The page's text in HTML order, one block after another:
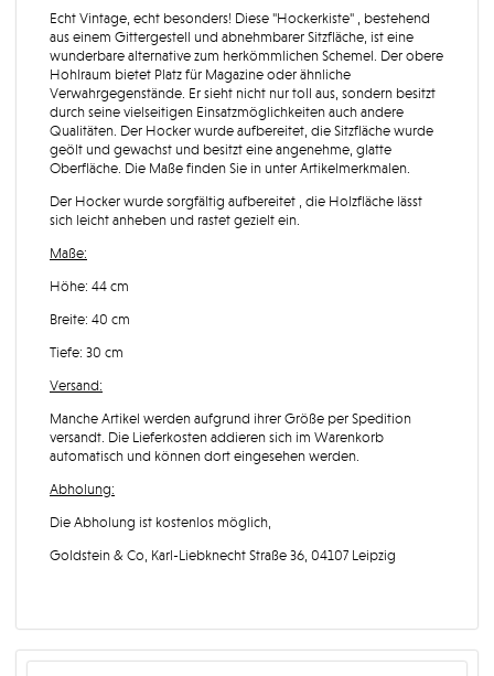
Echt Vintage, echt besonders! Diese "Hockerkiste" , bestehend
aus einem Gittergestell und abnehmbarer Sitzfläche, ist eine
wunderbare alternative zum herkömmlichen Schemel. Der obere
Hohlraum bietet Platz für Magazine oder ähnliche
Verwahrgegenstände. Er sieht nicht nur toll aus, sondern besitzt
durch seine vielseitigen Einsatzmöglichkeiten auch andere
Qualitäten. Der Hocker wurde aufbereitet, die Sitzfläche wurde
geölt und gewachst und besitzt eine angenehme, glatte
Oberfläche. Die Maße finden Sie in unter Artikelmerkmalen.
Der Hocker wurde sorgfältig aufbereitet , die Holzfläche lässt
sich leicht anheben und rastet gezielt ein.
Maße:
Höhe: 44 cm
Breite: 40 cm
Tiefe: 30 cm
Versand:
Manche Artikel werden aufgrund ihrer Größe per Spedition
versandt. Die Lieferkosten addieren sich im Warenkorb
automatisch und können dort eingesehen werden.
Abholung:
Die Abholung ist kostenlos möglich,
Goldstein & Co, Karl-Liebknecht Straße 36, 04107 Leipzig